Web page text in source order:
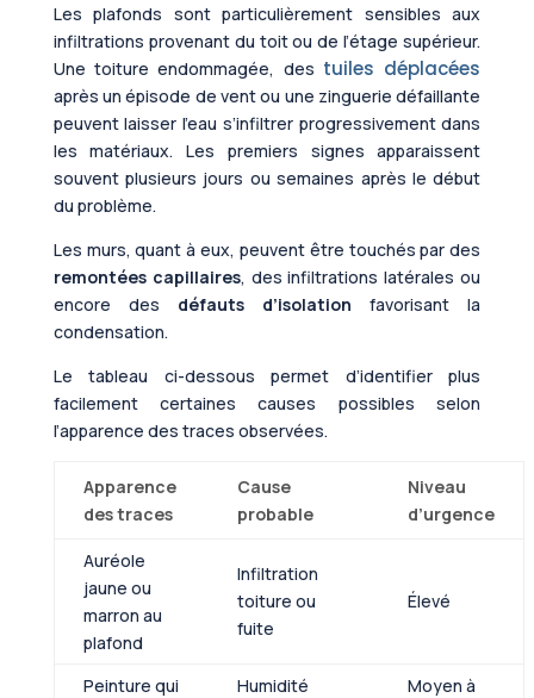
Les plafonds sont particulièrement sensibles aux
infiltrations provenant du toit ou de l’étage supérieur.
Une toiture endommagée, des tuiles déplacées
après un épisode de vent ou une zinguerie défaillante
peuvent laisser l’eau s’infiltrer progressivement dans
les matériaux. Les premiers signes apparaissent
souvent plusieurs jours ou semaines après le début
du problème.
Les murs, quant à eux, peuvent être touchés par des
remontées capillaires, des infiltrations latérales ou
encore des défauts d’isolation favorisant la
condensation.
Le tableau ci-dessous permet d’identifier plus
facilement certaines causes possibles selon
l’apparence des traces observées.
Apparence
des traces
Cause
probable
Niveau
d’urgence
Auréole
jaune ou
marron au
plafond
Infiltration
toiture ou
fuite
Élevé
Peinture qui
Humidité
Moyen à